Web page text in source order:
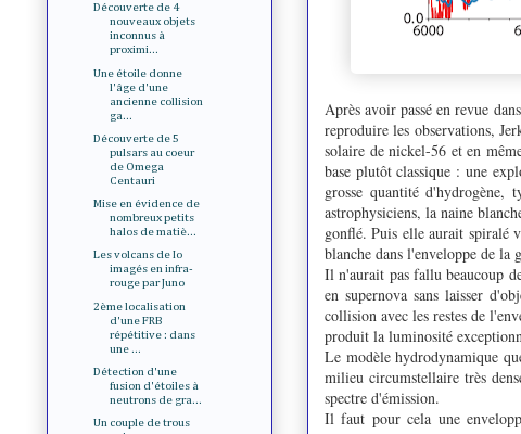
Après avoir passé en revue
reproduire les observations,
solaire de nickel-56 et en
base plutôt classique : une
grosse quantité d'hydrogène,
astrophysiciens, la naine
gonflé. Puis elle aurait spiralé
blanche dans l'enveloppe de la
Il n'aurait pas fallu beaucoup
en supernova sans laisser
collision avec les restes de
produit la luminosité
Le modèle hydrodynamique
milieu circumstellaire très
spectre d'émission.
Il faut pour cela une
Découverte de 4
nouveaux objets
inconnus à
proximi...
Une étoile donne
l'âge d'une
ancienne collision
ga...
Découverte de 5
pulsars au coeur
de Omega
Centauri
Mise en évidence de
nombreux petits
halos de matiè...
Les volcans de Io
imagés en infra-
rouge par Juno
2ème localisation
d'une FRB
répétitive : dans
une ...
Détection d'une
fusion d'étoiles à
neutrons de gra...
Un couple de trous